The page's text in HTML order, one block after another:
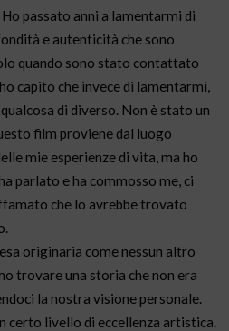
passato anni a lamentarmi di
e autenticità che sono
quando sono stato contattato
capito che invece di lamentarmi,
di diverso. Non è stato un
film proviene dal luogo
mie esperienze di vita, ma ho
parlato e ha commosso me, ci
che lo avrebbe trovato
originaria come nessun altro
trovare una storia che non era
la nostra visione personale.
certo livello di eccellenza artistica.